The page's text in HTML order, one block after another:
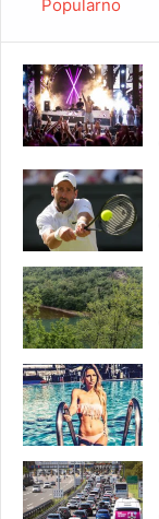
Popularno